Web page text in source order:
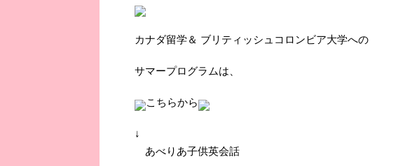
カナダ留学＆ ブリティッシュコロンビア大学への
サマープログラムは、
こちらから
↓
あべりあ子供英会話